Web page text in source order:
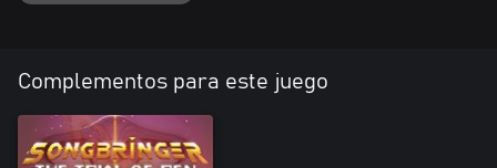
Complementos para este juego